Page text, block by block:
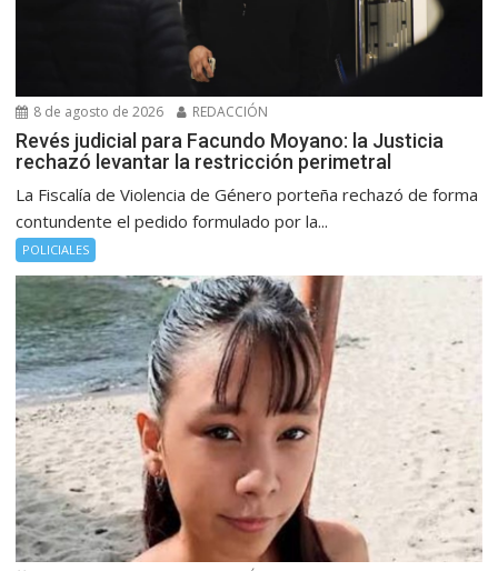
8 de agosto de 2026 REDACCIÓN
Revés judicial para Facundo Moyano: la Justicia
rechazó levantar la restricción perimetral
La Fiscalía de Violencia de Género porteña rechazó de forma
contundente el pedido formulado por la...
POLICIALES